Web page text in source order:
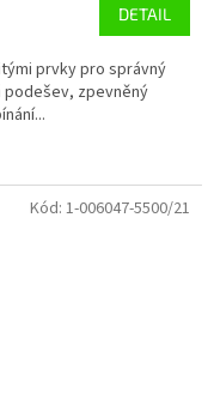
DETAIL
prvky pro správný
zpevněný
Kód: 1-006047-5500/21